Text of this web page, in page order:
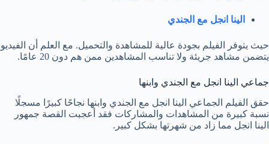
الينا انجل مع الجندي
حيث يتوفر الفيلم بجودة عالية للمشاهدة والتحميل. مع العلم أن الفيديو
يتضمن مشاهد جريئة ولا تناسب المشاهدين ممن هم دون 20 عامًا.
جماعي الينا انجل مع الجندي وابنها
حقق الفيلم الجماعي الينا انجل مع الجندي وابنها نجاحًا كبيرًا مسجلًا
نسبة كبيرة من المشاهدات والمشاركات فقد أعجبت القصة جمهور
الينا انجل مما زاد من شهرتها بشكل كبير.